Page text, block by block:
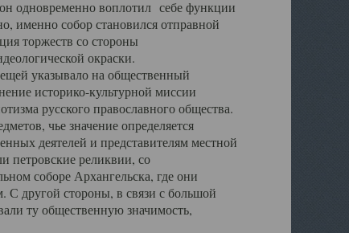
воплотил себе функции
именно собор становился отправной
торжеств со стороны
окраски.
указывало на общественный
историко-культурной миссии
русского православного общества.
чье значение определяется
деятелей и представителям местной
петровские реликвии, со
соборе Архангельска, где они
С другой стороны, в связи с большой
ту общественную значимость,